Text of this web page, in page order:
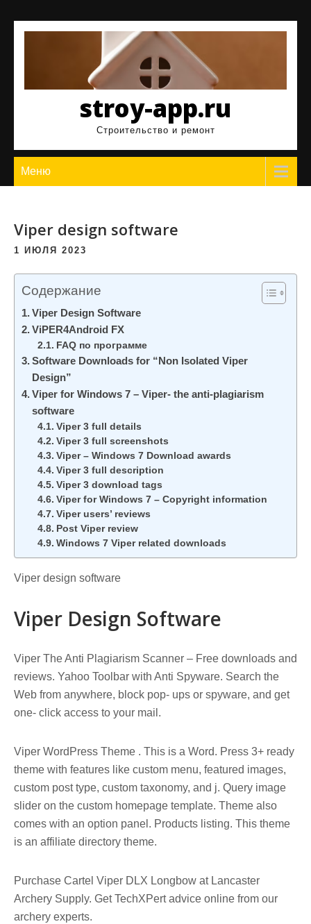
stroy-app.ru
Строительство и ремонт
Меню
Viper design software
1 ИЮЛЯ 2023
Содержание
Viper Design Software
ViPER4Android FX
FAQ по программе
Software Downloads for “Non Isolated Viper
Design”
Viper for Windows 7 – Viper- the anti-plagiarism
software
Viper 3 full details
Viper 3 full screenshots
Viper – Windows 7 Download awards
Viper 3 full description
Viper 3 download tags
Viper for Windows 7 – Copyright information
Viper users’ reviews
Post Viper review
Windows 7 Viper related downloads
Viper design software
Viper Design Software
Viper The Anti Plagiarism Scanner – Free downloads and
reviews. Yahoo Toolbar with Anti Spyware. Search the
Web from anywhere, block pop- ups or spyware, and get
one- click access to your mail.
Viper WordPress Theme . This is a Word. Press 3+ ready
theme with features like custom menu, featured images,
custom post type, custom taxonomy, and j. Query image
slider on the custom homepage template. Theme also
comes with an option panel. Products listing. This theme
is an affiliate directory theme.
Purchase Cartel Viper DLX Longbow at Lancaster
Archery Supply. Get TechXPert advice online from our
archery experts.